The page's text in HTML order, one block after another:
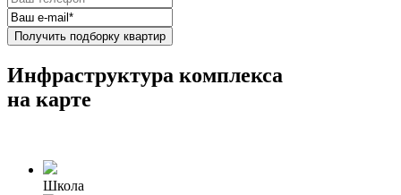
Получить подборку квартир
Инфраструктура комплекса
на карте
Школа